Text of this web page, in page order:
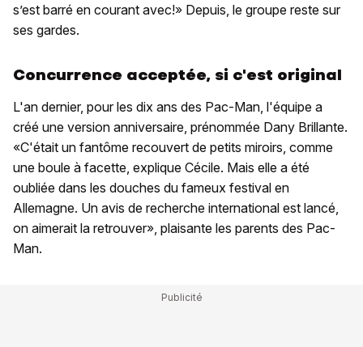
s’est barré en courant avec!» Depuis, le groupe reste sur
ses gardes.
Concurrence acceptée, si c'est original
L'an dernier, pour les dix ans des Pac-Man, l'équipe a
créé une version anniversaire, prénommée Dany Brillante.
«C'était un fantôme recouvert de petits miroirs, comme
une boule à facette, explique Cécile. Mais elle a été
oubliée dans les douches du fameux festival en
Allemagne. Un avis de recherche international est lancé,
on aimerait la retrouver», plaisante les parents des Pac-
Man.